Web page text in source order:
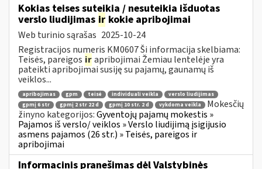
Kokias teises suteikia / nesuteikia išduotas
verslo liudijimas ir kokie apribojimai
Web turinio sąrašas 2025-10-24
Registracijos numeris KM0607 Ši informacija skelbiama:
Teisės, pareigos irapribojimai Žemiau lentelėje yra
pateikti apribojimai susiję su pajamų, gaunamų iš
veiklos...
apribojimas gpm teisė individuali veikla
verslo liudijimas
gpmį 6 str
gpmį 2 str 22 d gpmį 10 str. 2 d vykdoma veikla
Mokesčių
žinyno kategorijos:Gyventojų pajamų mokestis »
Pajamos iš verslo/ veiklos » Verslo liudijimą įsigijusio
asmens pajamos (26 str.) » Teisės, pareigos ir
apribojimai
Informacinis pranešimas dėl Valstybinės